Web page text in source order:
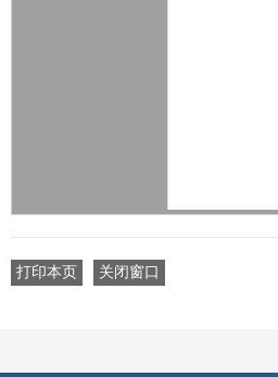
打印本页 关闭窗口